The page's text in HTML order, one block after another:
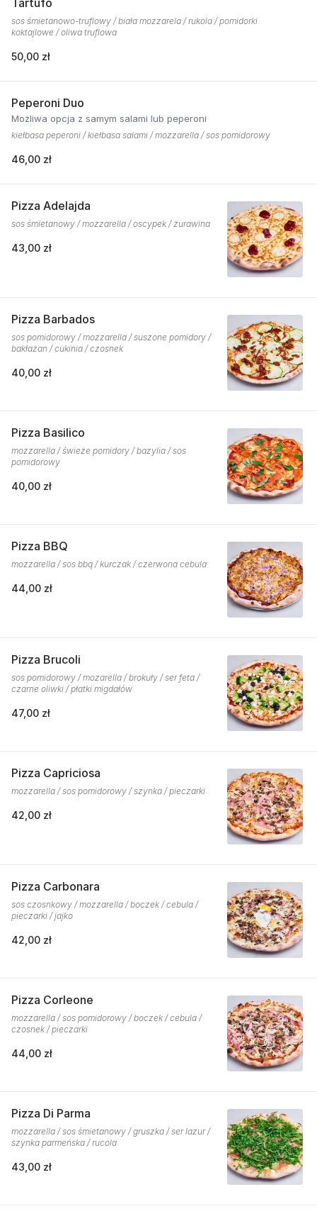
Tartufo
sos śmietanowo-truflowy / biała mozzarela / rukola / pomidorki
koktajlowe / oliwa truflowa
50,00 zł
Peperoni Duo
Możliwa opcja z samym salami lub peperoni
kiełbasa peperoni / kiełbasa salami / mozzarella / sos pomidorowy
46,00 zł
Pizza Adelajda
sos śmietanowy / mozzarella / oscypek / żurawina
43,00 zł
Pizza Barbados
sos pomidorowy / mozzarella / suszone pomidory /
bakłażan / cukinia / czosnek
40,00 zł
Pizza Basilico
mozzarella / świeże pomidory / bazylia / sos
pomidorowy
40,00 zł
Pizza BBQ
mozzarella / sos bbq / kurczak / czerwona cebula
44,00 zł
Pizza Brucoli
sos pomidorowy / mozarella / brokuły / ser feta /
czarne oliwki / płatki migdałów
47,00 zł
Pizza Capriciosa
mozzarella / sos pomidorowy / szynka / pieczarki
42,00 zł
Pizza Carbonara
sos czosnkowy / mozzarella / boczek / cebula /
pieczarki / jajko
42,00 zł
Pizza Corleone
mozzarella / sos pomidorowy / boczek / cebula /
czosnek / pieczarki
44,00 zł
Pizza Di Parma
mozzarella / sos śmietanowy / gruszka / ser lazur /
szynka parmeńska / rucola
43,00 zł